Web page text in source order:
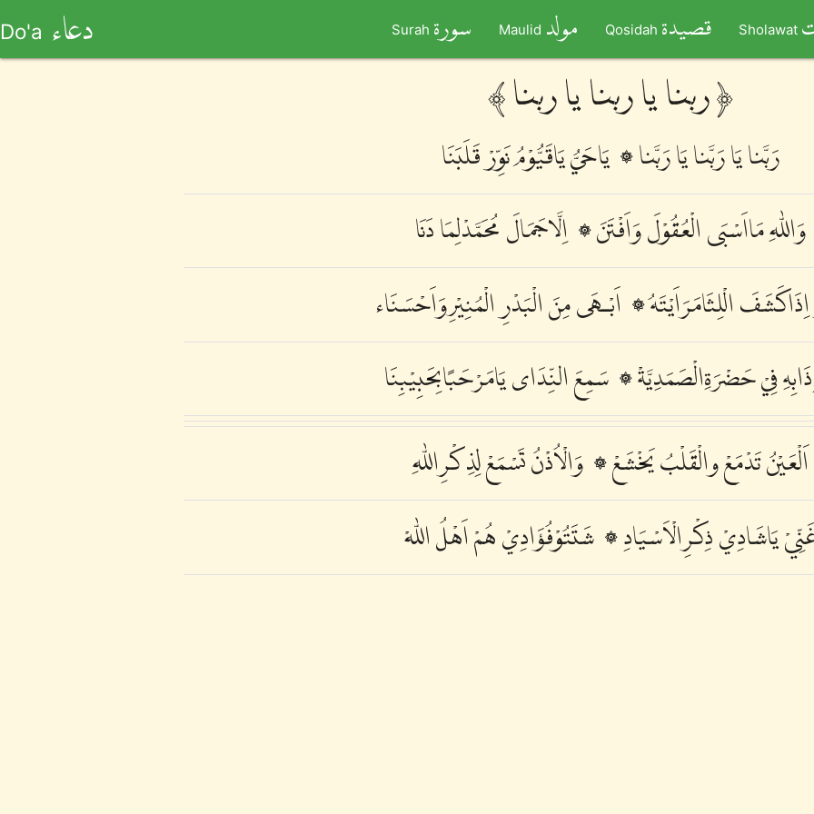
Do'a دعاء Surah سورة Maulid مولد Qosidah قصيدة Sholawat
﴾ ربنا يا ربنا يا ربنا ﴿
رَبَّنا يَا رَبَّنا يَا رَبَّنا ۞ يَاحَيُّ يَاقَيُّوْمُ نَوِّرْ قَلَبَنَا
وَاللّٰهِ مَااَسْبَى الْعُقُوْلَ وَاَفْتَنَ ۞ اِلَّاجَمَالَ مُحَمَّدْلِمَا دَنَا
الْلِثَامَرَاَيْتَهُ ۞ اَبْـهَى مِنَ الْبَدْرِ الْمُنِيْرِوَاَحْسَنَاء
فِيْ حَضْرَةِالْصَمَدِيَّةْ ۞ سَمِعَ النِّدَاى يَامَرْحَبًابِحَبِيْبِنَا
اَلْعَيْنُ تَدْمَعْ والْقَلْبُ يَخْشَعْ ۞ وَالْاُذْنُ تَسْمَعْ لِذِكْرِاللّٰهِ
يَاشَادِيْ ذِكْرِالْاَسْيَادِ ۞ شَتَتُوْفُؤَادِيْ هُمْ اَهْلُ اللّٰهْ